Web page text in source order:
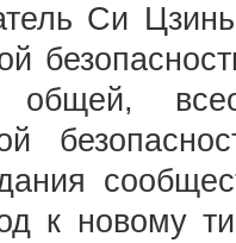
Си
общей,
к новому